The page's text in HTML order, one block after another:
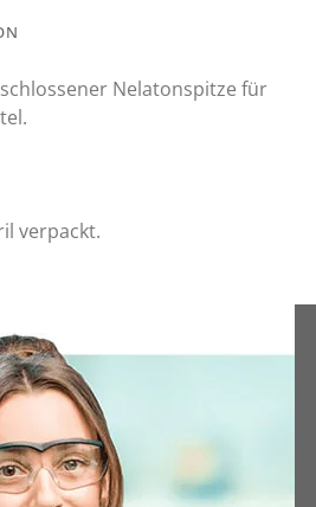
Nelatonspitze für
verpackt.